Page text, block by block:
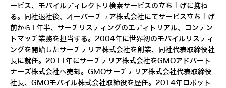
ービス、モバイルディレクトリ検索サービスの立ち上げに携わ
る。同社退社後、オーバーチュア株式会社にてサービス立ち上げ
前から1年半、サーチリスティングのエディトリアル、コンテン
トマッチ業務を担当する。2004年に世界初のモバイルリスティ
ングを開始したサーチテリア株式会社を創業、同社代表取締役社
長に就任。2011年にサーチテリア株式会社をGMOアドパート
ナーズ株式会社へ売却。GMOサーチテリア株式会社代表取締役
社長、GMOモバイル株式会社取締役を歴任。2014年ロボット